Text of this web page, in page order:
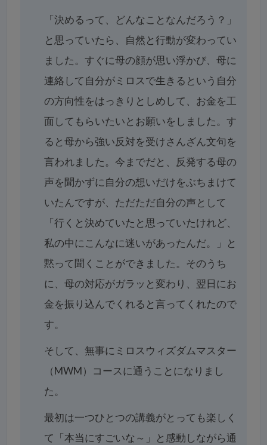
「決めるって、どんなことなんだろう？」
と思っていたら、自然と行動が変わってい
ました。すぐに母の顔が思い浮かび、母に
連絡して自分がミロスで生きるという自分
の方向性をはっきりとしめして、お金を工
面してもらいたいとお願いをしました。す
ると母から強い反対を受けさんざん文句を
言われました。今までだと、反発する母の
声を聞かずに自分の想いだけをぶちまけて
いたんですが、ただただ自分の声として
「行くと決めていたと思っていたけれど、
私の中にこんなに迷いがあったんだ。」と
黙って聞くことができました。そのうち
に、母の対応がガラッと変わり、翌日にお
金を振り込んでくれると言ってくれたので
す。
そして、無事にミロスウィズダムマスター
（MWM）コースに通うことになりまし
た。
最初は一つひとつの講義がとっても楽しく
て「本当にすごいな～」と感動しながら通